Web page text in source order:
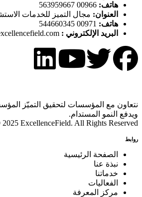
هاتف:
العنوان: مجال التميز للخدمات
هاتف:
البريد الإلكتروني :
نتعاون مع المؤسسات لتحقيق التميّز
ويدفع النمو المستدام.
ExcellenceField. All Rights Reserved.
روابط
الصفحة الرئيسية
نبذة عنا
خدماتنا
الفعاليات
مركز المعرفة